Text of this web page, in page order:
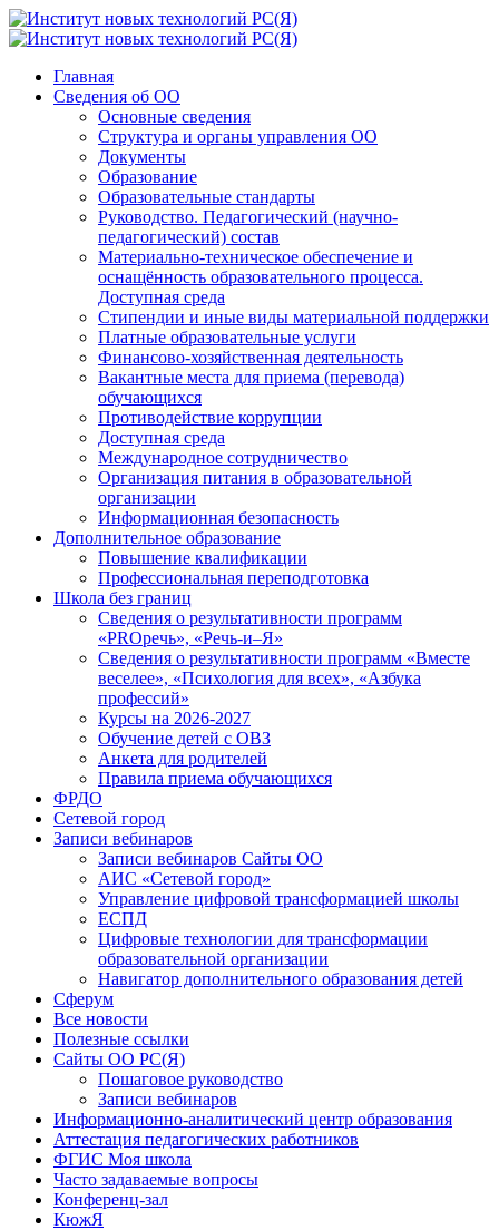
Главная
Сведения об ОО
Основные сведения
Структура и органы управления ОО
Документы
Образование
Образовательные стандарты
Руководство. Педагогический (научно-
педагогический) состав
Материально-техническое обеспечение и
оснащённость образовательного процесса.
Доступная среда
Стипендии и иные виды материальной поддержки
Платные образовательные услуги
Финансово-хозяйственная деятельность
Вакантные места для приема (перевода)
обучающихся
Противодействие коррупции
Доступная среда
Международное сотрудничество
Организация питания в образовательной
организации
Информационная безопасность
Дополнительное образование
Повышение квалификации
Профессиональная переподготовка
Школа без границ
Сведения о результативности программ
«PROречь», «Речь-и–Я»
Сведения о результативности программ «Вместе
веселее», «Психология для всех», «Азбука
профессий»
Курсы на 2026-2027
Обучение детей с ОВЗ
Анкета для родителей
Правила приема обучающихся
ФРДО
Сетевой город
Записи вебинаров
Записи вебинаров Сайты ОО
АИС «Сетевой город»
Управление цифровой трансформацией школы
ЕСПД
Цифровые технологии для трансформации
образовательной организации
Навигатор дополнительного образования детей
Сферум
Все новости
Полезные ссылки
Сайты ОО РС(Я)
Пошаговое руководство
Записи вебинаров
Информационно-аналитический центр образования
Аттестация педагогических работников
ФГИС Моя школа
Часто задаваемые вопросы
Конференц-зал
КюжЯ